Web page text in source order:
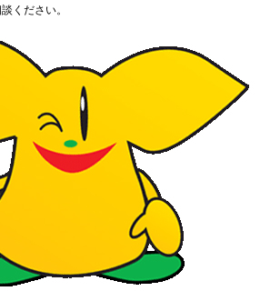
ください。